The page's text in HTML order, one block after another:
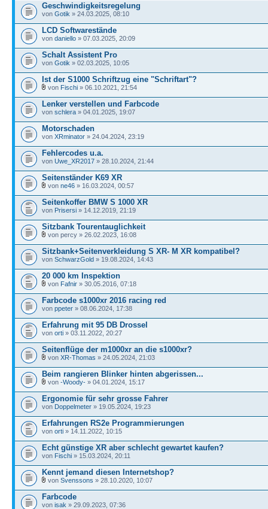
Geschwindigkeitsregelung
von Gotik » 24.03.2025, 08:10
LCD Softwarestände
von daniello » 07.03.2025, 20:09
Schalt Assistent Pro
von Gotik » 02.03.2025, 10:05
Ist der S1000 Schriftzug eine "Schriftart"?
von Fischi » 06.10.2021, 21:54
Lenker verstellen und Farbcode
von schlera » 04.01.2025, 19:07
Motorschaden
von XRminator » 24.04.2024, 23:19
Fehlercodes u.a.
von Uwe_XR2017 » 28.10.2024, 21:44
Seitenständer K69 XR
von ne46 » 16.03.2024, 00:57
Seitenkoffer BMW S 1000 XR
von Prisersi » 14.12.2019, 21:19
Sitzbank Tourentauglichkeit
von percy » 26.02.2023, 16:08
Sitzbank+Seitenverkleidung S XR- M XR kompatibel?
von SchwarzGold » 19.08.2024, 14:43
20 000 km Inspektion
von Fafnir » 30.05.2016, 07:18
Farbcode s1000xr 2016 racing red
von ppeter » 08.06.2024, 17:38
Erfahrung mit 95 DB Drossel
von orti » 03.11.2022, 20:27
Seitenflüge der m1000xr an die s1000xr?
von XR-Thomas » 24.05.2024, 21:03
Beim rangieren Blinker hinten abgerissen...
von -Woody- » 04.01.2024, 15:17
Ergonomie für sehr grosse Fahrer
von Doppelmeter » 19.05.2024, 19:23
Erfahrungen RS2e Programmierungen
von orti » 14.11.2022, 10:15
Echt günstige XR aber schlecht gewartet kaufen?
von Fischi » 15.03.2024, 20:11
Kennt jemand diesen Internetshop?
von Svenssons » 28.10.2020, 10:07
Farbcode
von isak » 29.09.2023, 07:36